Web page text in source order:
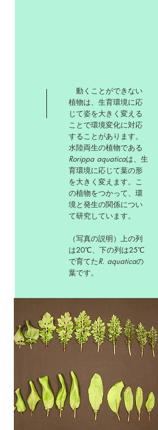
​ 動くことができない
植物は、生育環境に応
じて姿を大きく変える
ことで環境変化に対応
することがあります。
水陸両生の植物である
Rorippa aquaticaは、生
育環境に応じて葉の形
を大きく変えます。こ
の植物をつかって、環
境と発生の関係につい
て研究しています。
（写真の説明）上の列
は20℃、下の列は25℃
で育てたR. aquaticaの
葉です。